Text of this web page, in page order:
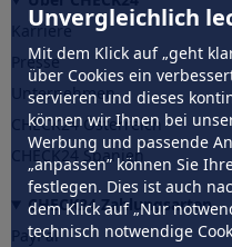
Unvergleichlich
Mit dem Klick auf „geht
über Cookies ein
servieren und dieses
können wir Ihnen bei
Werbung und passende
„anpassen” können Sie
festlegen. Dies ist auch
dem Klick auf „Nur
technisch notwendige
Karriere
Presse
Unternehmen
CHECK24 Österreich
CHECK24 Spanien
CHECK24 Zahlungsarten
PayPal